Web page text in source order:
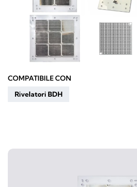
COMPATIBILE CON
Rivelatori BDH